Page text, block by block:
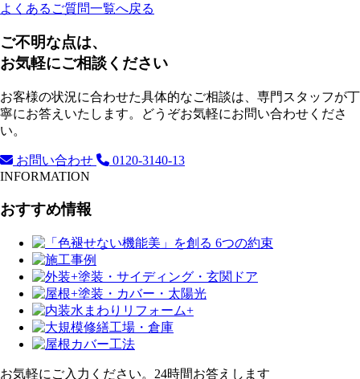
よくあるご質問一覧へ戻る
ご不明な点は、
お気軽にご相談ください
お客様の状況に合わせた具体的なご相談は、専門スタッフが丁
寧にお答えいたします。どうぞお気軽にお問い合わせくださ
い。
お問い合わせ
0120-3140-13
INFORMATION
おすすめ情報
お気軽にご入力ください。24時間お答えします